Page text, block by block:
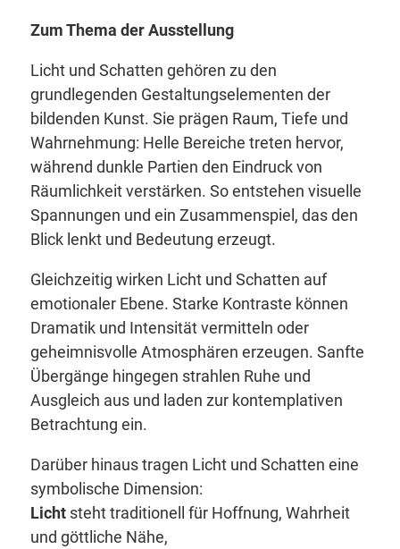
Zum Thema der Ausstellung
Licht und Schatten gehören zu den
grundlegenden Gestaltungselementen der
bildenden Kunst. Sie prägen Raum, Tiefe und
Wahrnehmung: Helle Bereiche treten hervor,
während dunkle Partien den Eindruck von
Räumlichkeit verstärken. So entstehen visuelle
Spannungen und ein Zusammenspiel, das den
Blick lenkt und Bedeutung erzeugt.
Gleichzeitig wirken Licht und Schatten auf
emotionaler Ebene. Starke Kontraste können
Dramatik und Intensität vermitteln oder
geheimnisvolle Atmosphären erzeugen. Sanfte
Übergänge hingegen strahlen Ruhe und
Ausgleich aus und laden zur kontemplativen
Betrachtung ein.
Darüber hinaus tragen Licht und Schatten eine
symbolische Dimension:
Lichtsteht traditionell für Hoffnung, Wahrheit
und göttliche Nähe,